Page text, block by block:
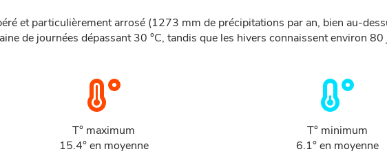
et particulièrement arrosé (1273 mm de précipitations par an, bien au-
de journées dépassant 30 °C, tandis que les hivers connaissent environ
T° maximum
15.4° en moyenne
T° minimum
6.1° en moyenne